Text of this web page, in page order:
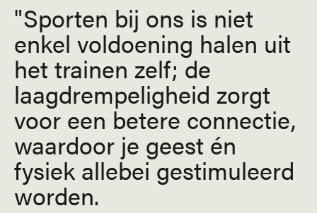
Sporten bij ons is niet
enkel voldoening halen uit
het trainen zelf; de
laagdrempeligheid zorgt
voor een betere connectie,
waardoor je geest én
fysiek allebei gestimuleerd
worden.